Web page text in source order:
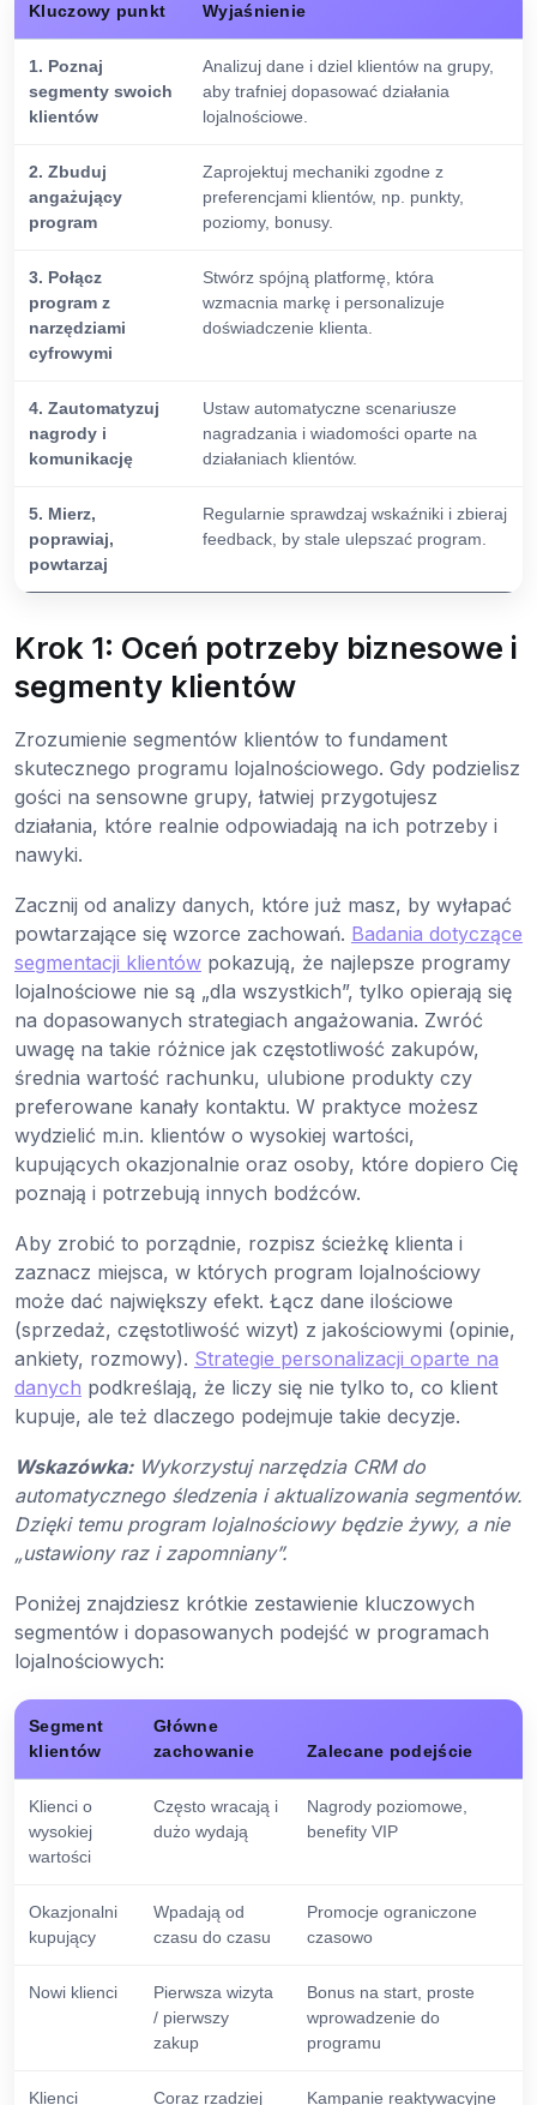
Kluczowy punkt Wyjaśnienie
1. Poznaj
segmenty swoich
klientów
Analizuj dane i dziel klientów na grupy,
aby trafniej dopasować działania
lojalnościowe.
2. Zbuduj
angażujący
program
Zaprojektuj mechaniki zgodne z
preferencjami klientów, np. punkty,
poziomy, bonusy.
3. Połącz
program z
narzędziami
cyfrowymi
Stwórz spójną platformę, która
wzmacnia markę i personalizuje
doświadczenie klienta.
4. Zautomatyzuj
nagrody i
komunikację
Ustaw automatyczne scenariusze
nagradzania i wiadomości oparte na
działaniach klientów.
5. Mierz,
poprawiaj,
powtarzaj
Regularnie sprawdzaj wskaźniki i zbieraj
feedback, by stale ulepszać program.
Krok 1: Oceń potrzeby biznesowe i
segmenty klientów
Zrozumienie segmentów klientów to fundament
skutecznego programu lojalnościowego. Gdy podzielisz
gości na sensowne grupy, łatwiej przygotujesz
działania, które realnie odpowiadają na ich potrzeby i
nawyki.
Zacznij od analizy danych, które już masz, by wyłapać
powtarzające się wzorce zachowań. Badania dotyczące
segmentacji klientów pokazują, że najlepsze programy
lojalnościowe nie są „dla wszystkich”, tylko opierają się
na dopasowanych strategiach angażowania. Zwróć
uwagę na takie różnice jak częstotliwość zakupów,
średnia wartość rachunku, ulubione produkty czy
preferowane kanały kontaktu. W praktyce możesz
wydzielić m.in. klientów o wysokiej wartości,
kupujących okazjonalnie oraz osoby, które dopiero Cię
poznają i potrzebują innych bodźców.
Aby zrobić to porządnie, rozpisz ścieżkę klienta i
zaznacz miejsca, w których program lojalnościowy
może dać największy efekt. Łącz dane ilościowe
(sprzedaż, częstotliwość wizyt) z jakościowymi (opinie,
ankiety, rozmowy). Strategie personalizacji oparte na
danych podkreślają, że liczy się nie tylko to, co klient
kupuje, ale też dlaczego podejmuje takie decyzje.
Wskazówka: Wykorzystuj narzędzia CRM do
automatycznego śledzenia i aktualizowania segmentów.
Dzięki temu program lojalnościowy będzie żywy, a nie
„ustawiony raz i zapomniany”.
Poniżej znajdziesz krótkie zestawienie kluczowych
segmentów i dopasowanych podejść w programach
lojalnościowych:
Segment
klientów
Główne
zachowanie
Zalecane podejście
Klienci o
wysokiej
wartości
Często wracają i
dużo wydają
Nagrody poziomowe,
benefity VIP
Okazjonalni
kupujący
Wpadają od
czasu do czasu
Promocje ograniczone
czasowo
Nowi klienci
Pierwsza wizyta
/ pierwszy
zakup
Bonus na start, proste
wprowadzenie do
programu
Klienci Coraz rzadziej Kampanie reaktywacyjne